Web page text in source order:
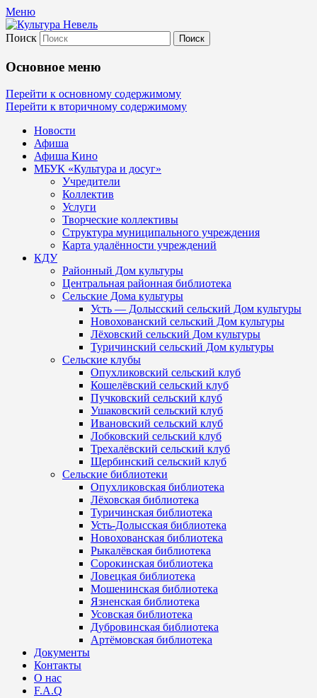
Меню
Культура Невель
МБУК Невельского района "Культура
и досуг"
Поиск
Основное меню
Перейти к основному содержимому
Перейти к вторичному содержимому
Новости
Афиша
Афиша Кино
МБУК «Культура и досуг»
Учредители
Коллектив
Услуги
Творческие коллективы
Структура муниципального учреждения
Карта удалённости учреждений
КДУ
Районный Дом культуры
Центральная районная библиотека
Сельские Дома культуры
Усть — Долысский сельский Дом культуры
Новохованский сельский Дом культуры
Лёховский сельский Дом культуры
Туричинский сельский Дом культуры
Сельские клубы
Опухликовский сельский клуб
Кошелёвский сельский клуб
Пучковский сельский клуб
Ушаковский сельский клуб
Ивановский сельский клуб
Лобковский сельский клуб
Трехалёвский сельский клуб
Щербинский сельский клуб
Сельские библиотеки
Опухликовская библиотека
Лёховская библиотека
Туричинская библиотека
Усть-Долысская библиотека
Новохованская библиотека
Рыкалёвская библиотека
Сорокинская библиотека
Ловецкая библиотека
Мошенинская библиотека
Язненская библиотека
Усовская библиотека
Дубровинская библиотека
Артёмовская библиотека
Документы
Контакты
О нас
F.A.Q